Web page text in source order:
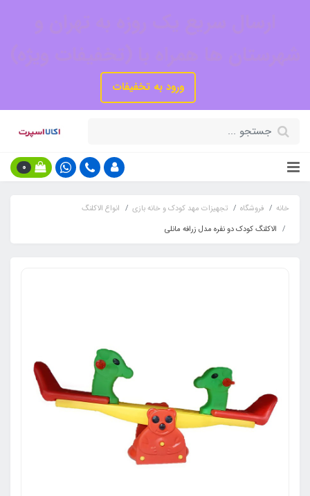
ورود به تخفیفات
0
خانه فروشگاه تجهیزات مهد کودک و خانه بازی
انواع الاکلنگ
الاکلنگ کودک دو نفره مدل زرافه مانلی